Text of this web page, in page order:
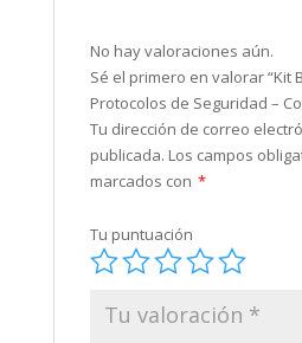
No hay valoraciones aún.
Sé el primero en valorar “Kit
Protocolos de Seguridad –
Tu dirección de correo
publicada. Los campos
marcados con *
Tu puntuación